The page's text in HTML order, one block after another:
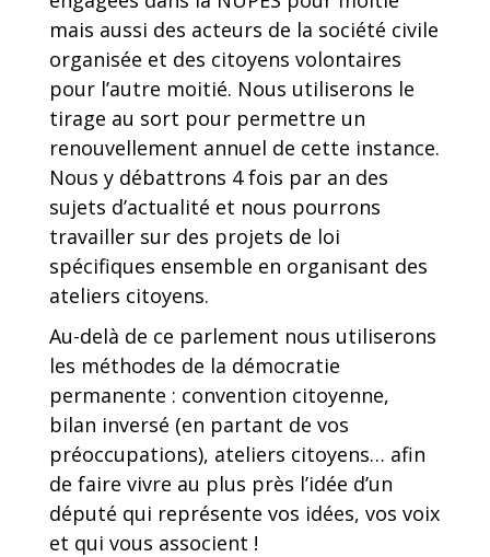
mais aussi des acteurs de la société civile
organisée et des citoyens volontaires
pour l’autre moitié. Nous utiliserons le
tirage au sort pour permettre un
renouvellement annuel de cette instance.
Nous y débattrons 4 fois par an des
sujets d’actualité et nous pourrons
travailler sur des projets de loi
spécifiques ensemble en organisant des
ateliers citoyens.
Au-delà de ce parlement nous utiliserons
les méthodes de la démocratie
permanente : convention citoyenne,
bilan inversé (en partant de vos
préoccupations), ateliers citoyens… afin
de faire vivre au plus près l’idée d’un
député qui représente vos idées, vos voix
et qui vous associent !